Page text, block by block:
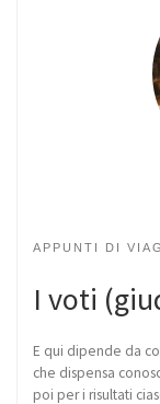
APPUNTI DI
I voti
E qui dipende da
che dispensa
poi per i risultati